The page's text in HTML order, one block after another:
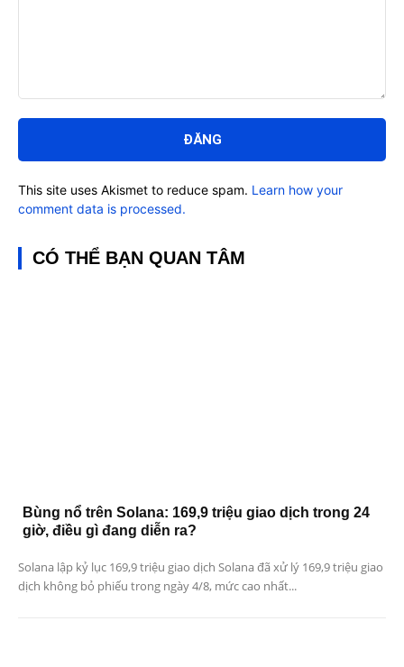
luận:
This site uses Akismet to reduce spam. Learn how your
comment data is processed.
CÓ THỂ BẠN QUAN TÂM
Bùng nổ trên Solana: 169,9 triệu giao dịch trong 24
giờ, điều gì đang diễn ra?
Solana lập kỷ lục 169,9 triệu giao dịch Solana đã xử lý 169,9 triệu giao
dịch không bỏ phiếu trong ngày 4/8, mức cao nhất...